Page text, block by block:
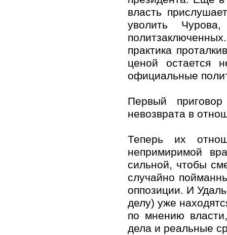
власть
уволить
практика
ценой остается
официальные
Первый
невозврата в
Теперь их
непримиримой
сильной, чтобы
случайно
оппозиции. И
делу) уже
по мнению
дела и реальные